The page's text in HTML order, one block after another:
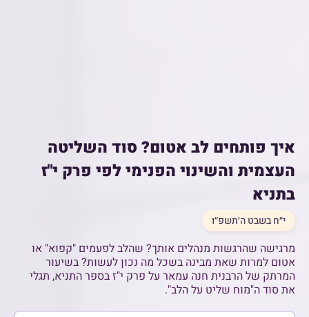
איך פותחים לב אטום? סוד השליטה
העצמית והשינוי הפנימי לפי פרק י"ז
בתניא
י״ח בשבט ה׳תשפ״ו
מרגישה שהרגשות מנהלים אותך? שהלב לפעמים "קפוא" או
אטום למרות שאת מבינה בשכל מה נכון לעשות? בשיעור
המרתק של הרבנית חנה עמאר על פרק י"ז בספר התניא, תגלי
את סוד ה"מוח שליט על הלב".